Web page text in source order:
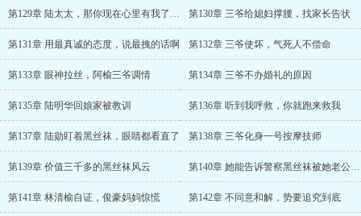
第129章 陆太太，那你现在心里有我了吗？ 第130章 三爷给媳妇撑腰，找家长告状
第131章 用最真诚的态度，说最拽的话啊 第132章 三爷使坏，气死人不偿命
第133章 眼神拉丝，阿榆三爷调情 第134章 三爷不办婚礼的原因
第135章 陆明华回娘家被教训 第136章 听到我呼救，你就跑来救我
第137章 陆勋盯着黑丝袜，眼睛都看直了 第138章 三爷化身一号按摩技师
第139章 价值三千多的黑丝袜风云 第140章 她能告诉警察黑丝袜被她老公给撕了吗
第141章 林清榆自证，俊豪妈妈惊慌 第142章 不同意和解，势要追究到底